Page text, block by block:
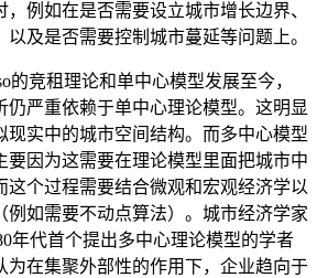
例如在是否需要设立城市增长边界、
及是否需要控制城市蔓延等问题上。
的竞租理论和单中心模型发展至今，
仍严重依赖于单中心理论模型。这明显
现实中的城市空间结构。而多中心模型
要因为这需要在理论模型里面把城市中
这个过程需要结合微观和宏观经济学以
例如需要不动点算法）。城市经济学家
年代首个提出多中心理论模型的学者
为在集聚外部性的作用下，企业趋向于